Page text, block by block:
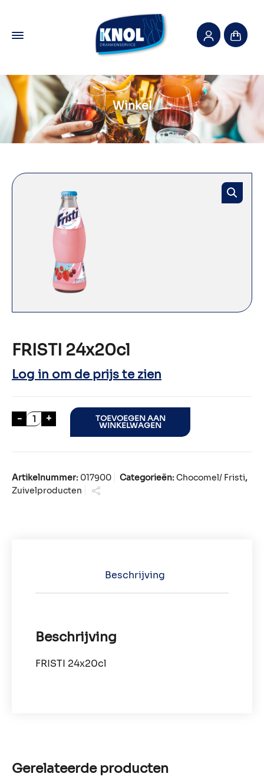
Winkel
FRISTI 24x20cl
Log in om de prijs te zien
- FRISTI 24x20cl aantal
+ TOEVOEGEN AAN
WINKELWAGEN
Artikelnummer: 017900 Categorieën:Chocomel/ Fristi,
Zuivelproducten
Beschrijving
Beschrijving
FRISTI 24x20cl
Gerelateerde producten